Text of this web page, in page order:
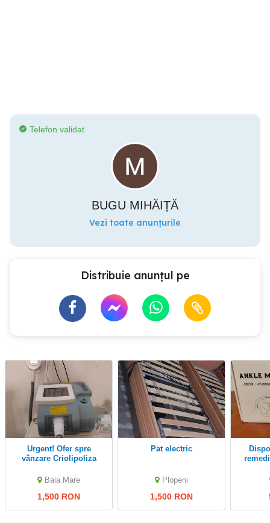
Telefon validat
BUGU MIHĂIȚĂ
Vezi toate anunțurile
Distribuie anunțul pe
Urgent! Ofer spre
vânzare Criolipoliza
Baia Mare
1,500 RON
pat electric
Plopeni
1,500 RON
Dispozitiv masaj si